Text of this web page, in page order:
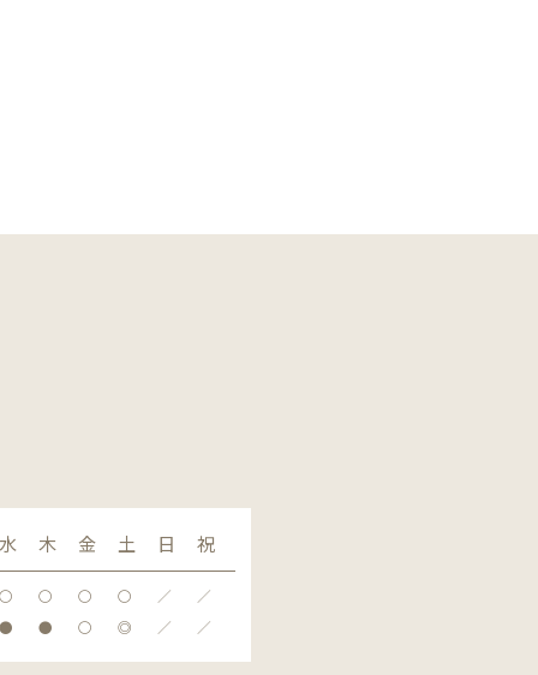
水 木 金 土 日
祝
〇 〇 〇 〇 ／ ／
● ● 〇 ◎ ／ ／